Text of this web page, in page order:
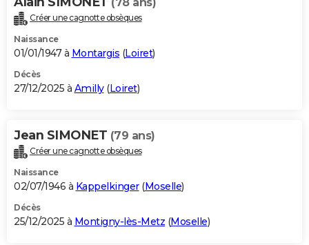
(78 ans)
Créer une cagnotte obsèques
Naissance
01/01/1947 à Montargis (Loiret)
Décès
27/12/2025 à Amilly(Loiret)
Jean SIMONET (79 ans)
Créer une cagnotte obsèques
Naissance
02/07/1946 à Kappelkinger(Moselle)
Décès
25/12/2025 à Montigny-lès-Metz (Moselle)